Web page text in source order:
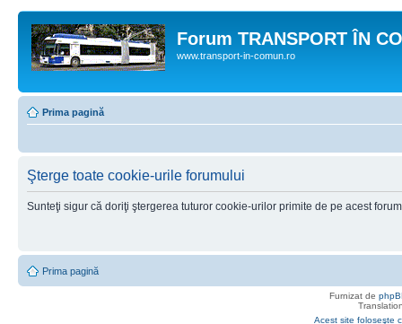
Forum TRANSPORT ÎN
www.transport-in-comun.ro
Prima pagină
Şterge toate cookie-urile forumului
Sunteţi sigur că doriţi ştergerea tuturor cookie-urilor primite de pe acest
Prima pagină
Furnizat de
Acest site foloseşte